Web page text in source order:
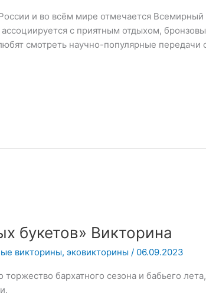
и во всём мире отмечается
с приятным отдыхом,
смотреть научно-популярные передачи
букетов» Викторина
викторины,эковикторины / 06.09.2023
бархатного сезона и бабьего